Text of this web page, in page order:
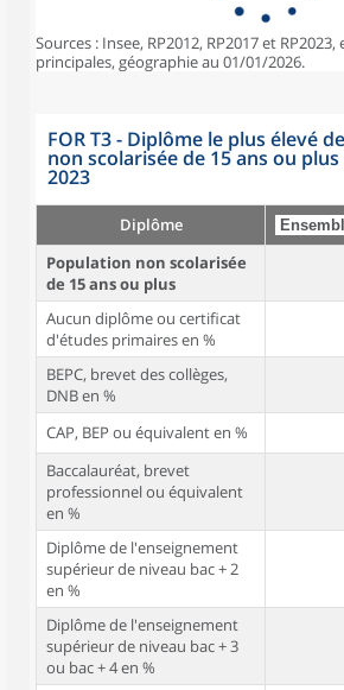
Sources : Insee, RP2012, RP2017 et
principales, géographie au 01/01/2026.
FOR T3 - Diplôme le plus élevé
non scolarisée de 15 ans ou
2023
Diplôme
Population non scolarisée
de 15 ans ou plus
Aucun diplôme ou certificat
d'études primaires en %
BEPC, brevet des collèges,
DNB en %
CAP, BEP ou équivalent en %
Baccalauréat, brevet
professionnel ou équivalent
en %
Diplôme de l'enseignement
supérieur de niveau bac + 2
en %
Diplôme de l'enseignement
supérieur de niveau bac + 3
ou bac + 4 en %